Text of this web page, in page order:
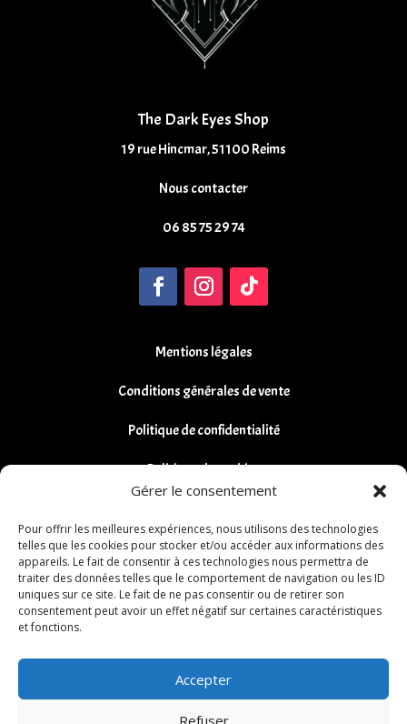
Gérer le consentement
Pour offrir les meilleures expériences, nous utilisons des technologies
telles que les cookies pour stocker et/ou accéder aux informations des
appareils. Le fait de consentir à ces technologies nous permettra de
traiter des données telles que le comportement de navigation ou les ID
uniques sur ce site. Le fait de ne pas consentir ou de retirer son
consentement peut avoir un effet négatif sur certaines caractéristiques
et fonctions.
Accepter
Refuser
The Dark Eyes Shop
19 rue Hincmar, 51100 Reims
Nous contacter
06 85 75 29 74
Mentions légales
Conditions générales de vente
Politique de confidentialité
Politique de cookies